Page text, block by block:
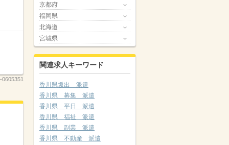
0605351
京都府
福岡県
北海道
宮城県
関連求人キーワード
香川県坂出 派遣
香川県 募集 派遣
香川県 平日 派遣
香川県 福祉 派遣
香川県 副業 派遣
香川県 不動産 派遣